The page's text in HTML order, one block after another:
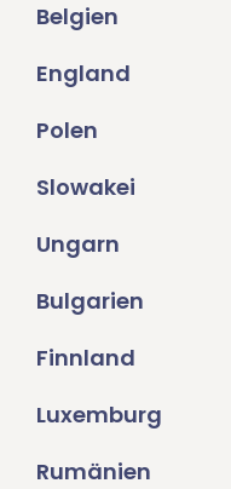
Belgien
England
Polen
Slowakei
Ungarn
Bulgarien
Finnland
Luxemburg
Rumänien